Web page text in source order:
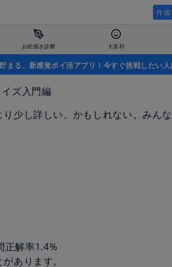
作成
お絵描き診断 大喜利
まる、新感覚ポイ活アプリ！今すぐ挑戦したい人
ズ入門編
少し詳しい、かもしれない。みん
正解率1.4%
あります。